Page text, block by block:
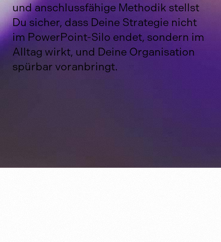
und anschlussfähige Methodik stellst
Du sicher, dass Deine Strategie nicht
im PowerPoint-Silo endet, sondern im
Alltag wirkt, und Deine Organisation
spürbar voranbringt.